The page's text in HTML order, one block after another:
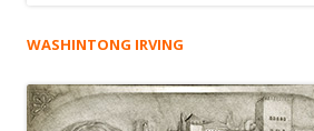
WASHINTONG IRVING